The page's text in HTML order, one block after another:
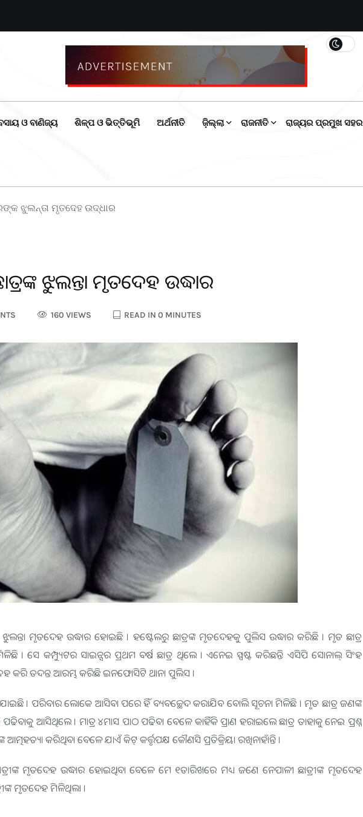
ଓ ବାଣିଜ୍ୟ ଶିଳ୍ପ ଓ ଭିତ୍ତିଭୂମି ଅର୍ଥନୀତି ଜ଼ିଲ୍ଲା ରାଜନୀତି ରାଜ୍ୟର ପ୍ରମୁଖ ସହର
ଝୁଲନ୍ତା ମୃତଦେହ ଉଦ୍ଧାର
ଝୁଲନ୍ତା ମୃତଦେହ ଉଦ୍ଧାର
160 VIEWS READ IN 0 MINUTES
ଝୁଲନ୍ତା ମୃତଦେହ ଉଦ୍ଧାର ହୋଇଛି । ହଷ୍ଟେଲରୁ ଛାତ୍ରଙ୍କ ମୃତଦେହକୁ ପୁଲିସ ଉଦ୍ଧାର କରିଛି । ମୃତ ଛାତ୍ର
ସେ କମ୍ପ୍ୟୁଟର ସାଇନ୍ସର ପ୍ରଥମ ବର୍ଷ ଛାତ୍ର ଥିଲେ । ଏନେଇ ସ୍ପଷ୍ଟ କରିଛନ୍ତି ଏସିପି ସୋନାଲ୍‌ ସିଂହ
କରି ତଦନ୍ତ ଆରମ୍ଭ କରିଛି ଇନଫୋସିଟି ଥାନା ପୁଲିସ ।
। ପରିବାର ଲୋକେ ଆସିବା ପରେ ହିଁ ବ୍ୟବଚ୍ଛେଦ କରାଯିବ ବୋଲି ସୂଚନା ମିଳିଛି । ମୃତ ଛାତ୍ର ଜଣଙ୍କ
ଆସିଥିଲେ । ମାତ୍ର ୪ମାସ ପାଠ ପଢିବା ବେଳେ କାହିଁକି ପ୍ରାଣ ହରାଇଲେ ଛାତ୍ର ତାହାକୁ ନେଇ ପ୍ରଶ୍ନ
କରିଥିବା ବେଳେ ଯାଏଁ କିଟ୍‌ କର୍ତ୍ତୃପକ୍ଷ କୌଣସି ପ୍ରତିକ୍ରିୟା ରଖିନାହାଁନ୍ତି ।
ମୃତଦେହ ଉଦ୍ଧାର ହୋଇଥିବା ବେଳେ ମେ ୧ତାରିଖରେ ମଧ୍ୟ ଜଣେ ନେପାଳୀ ଛାତ୍ରୀଙ୍କ ମୃତଦେହ
ମୃତଦେହ ମିଳିଥିଲା ।